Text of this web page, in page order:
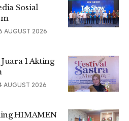
harapnya.
mahasiswa baru selalu
pekerti baik dimanapun berada
bahkan setelah lulus,bekerja
jadilah orang jujur,
dan memiliki etika luhur
Sosial
AUGUST 2026
1 Akting
AUGUST 2026
HIMAMEN